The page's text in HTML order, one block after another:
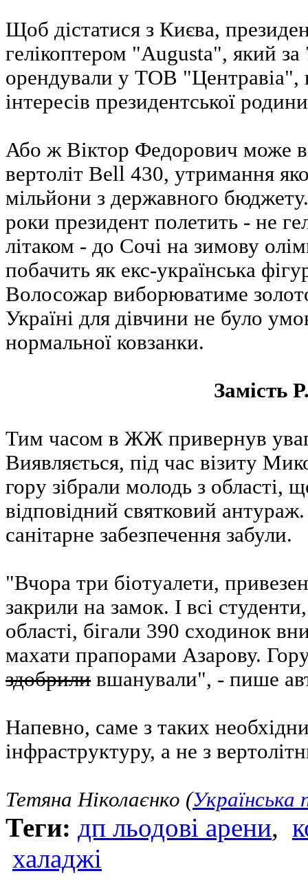
Щоб дістатися з Києва,
гелікоптером "Augusta", який за
орендували у ТОВ "Центравіа",
інтересів президентської
Або ж Віктор Федорович може
вертоліт Bell 430, утримання
мільйони з державного
роки президент полетить - не
літаком - до Сочі на зимову
побачить як екс-українська
Волосожар виборюватиме
Україні для дівчини не було
нормальної ковзанки.
Замість
Тим часом в ЖЖ привернув
Виявляється, під час візиту
гору зібрали молодь з області,
відповідний святковий
санітарне забезпечення забули.
"Вчора три біотуалети,
закрили на замок. І всі
області, бігали 390 сходинок
махати прапорами Азарову.
здобрили вшанували", - пише
Напевно, саме з таких
інфраструктуру, а не з
Тетяна Ніколаєнко (Українська
Теги: дп льодові арени,
халаджі